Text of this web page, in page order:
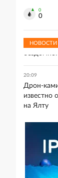
0
0
НОВОСТИ
20:09
Дрон-
известно
на Ялту